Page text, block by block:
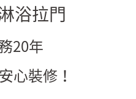
浴拉門
20年
心裝修！